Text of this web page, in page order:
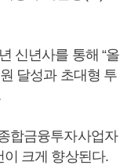
신년사를 통해 “올
달성과 초대형 투
합금융투자사업자
크게 향상된다.